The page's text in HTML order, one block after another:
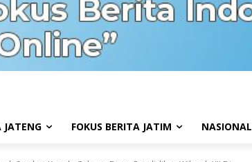
JATENG FOKUS BERITA JATIM NASIONAL